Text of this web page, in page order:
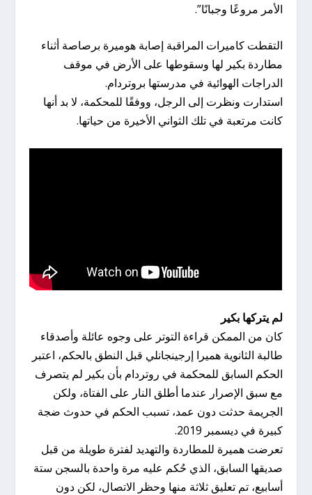
الأمر مروعًا وجبانًا”.
التقطت كاميرات المراقبة إصابة هوميرة برصاصة أثناء
مطاردة بكير لها وسقوطها على الأرض في موقف
الدراجات الهوائية في مدرستها بروتردام.
استدارت ونظرت إلى الرجل، ووفقًا للمحكمة، لا بد أنها
كانت مرتعبة في تلك الثواني الأخيرة من حياتها.
لم يتركها بكير
كان من الممكن قراءة التوتر على وجوه عائلة وأصدقاء
طالبة الثانوية هميرا إرجينجانلي قبل النطق بالحكم، اعتبر
الحكم السابق للمحكمة في روتردام بأن بكير لم يتصرف
مع سبق الإصرار عندما أطلق النار على الفتاة، ولكن
الجريمة حدثت دون عمد، تسبب الحكم في حدوث ضجة
كبيرة في ديسمبر 2019.
تعرضت هميرة للمطاردة والتهديد لفترة طويلة من قبل
صديقها السابق، الذي حُكم عليه مرة واحدة بالسجن ستة
أسابيع، تم تعليق ثلاثة منها وحظر الاتصال، لكن دون